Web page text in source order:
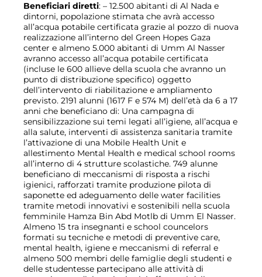
Beneficiari diretti: – 12.500 abitanti di Al Nada e
dintorni, popolazione stimata che avrà accesso
all’acqua potabile certificata grazie al pozzo di nuova
realizzazione all’interno del Green Hopes Gaza
center e almeno 5.000 abitanti di Umm Al Nasser
avranno accesso all’acqua potabile certificata
(incluse le 600 allieve della scuola che avranno un
punto di distribuzione specifico) oggetto
dell’intervento di riabilitazione e ampliamento
previsto. 2191 alunni (1617 F e 574 M) dell’età da 6 a 17
anni che beneficiano di: Una campagna di
sensibilizzazione sui temi legati all’igiene, all’acqua e
alla salute, interventi di assistenza sanitaria tramite
l’attivazione di una Mobile Health Unit e
allestimento Mental Health e medical school rooms
all’interno di 4 strutture scolastiche. 749 alunne
beneficiano di meccanismi di risposta a rischi
igienici, rafforzati tramite produzione pilota di
saponette ed adeguamento delle water facilities
tramite metodi innovativi e sostenibili nella scuola
femminile Hamza Bin Abd Motlb di Umm El Nasser.
Almeno 15 tra insegnanti e school councelors
formati su tecniche e metodi di preventive care,
mental health, igiene e meccanismi di referral e
almeno 500 membri delle famiglie degli studenti e
delle studentesse partecipano alle attività di